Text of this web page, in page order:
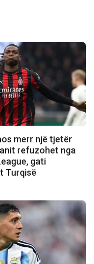
merr një tjetër
refuzohet nga
gati
Turqisë